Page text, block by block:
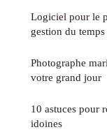
Logiciel pour le
gestion du
Photographe
votre grand jour
10 astuces pour
idoines